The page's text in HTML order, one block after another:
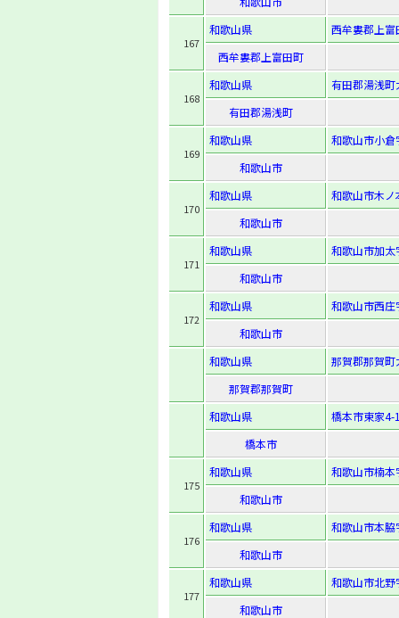
167
和歌山県
西牟婁郡上
西牟婁郡上富田町
168
和歌山県
有田郡湯浅
有田郡湯浅町
169
和歌山県
和歌山市小
和歌山市
170
和歌山県
和歌山市木
和歌山市
171
和歌山県
和歌山市加
和歌山市
172
和歌山県
和歌山市西
和歌山市
和歌山県
那賀郡那賀
那賀郡那賀町
和歌山県
橋本市東家4-
橋本市
175
和歌山県
和歌山市楠
和歌山市
176
和歌山県
和歌山市本
和歌山市
177
和歌山県
和歌山市北
和歌山市